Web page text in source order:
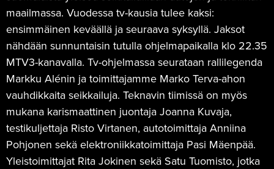
maailmassa. Vuodessa tv-kausia tulee kaksi:
ensimmäinen keväällä ja seuraava syksyllä. Jaksot
nähdään sunnuntaisin tutulla ohjelmapaikalla klo 22.35
MTV3-kanavalla. Tv-ohjelmassa seurataan rallilegenda
Markku Alénin ja toimittajamme Marko Terva-ahon
vauhdikkaita seikkailuja. Teknavin tiimissä on myös
mukana karismaattinen juontaja Joanna Kuvaja,
testikuljettaja Risto Virtanen, autotoimittaja Anniina
Pohjonen sekä elektroniikkatoimittaja Pasi Mäenpää.
Yleistoimittajat Rita Jokinen sekä Satu Tuomisto, jotka